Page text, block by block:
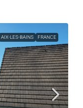
AIX-LES-BAINS FRANCE